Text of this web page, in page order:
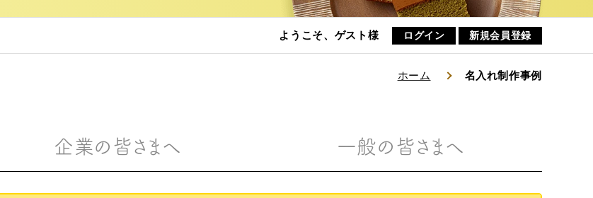
ようこそ、ゲスト様 ログイン 新規会員登録
ホーム 名入れ制作事例
企業の皆さまへ 一般の皆さまへ